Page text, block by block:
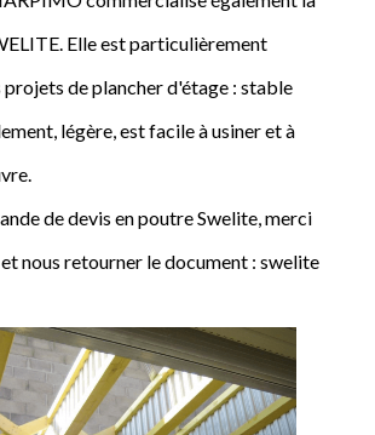
Elle est particulièrement
projets de plancher d'étage : stable
légère, est facile à usiner et à
de devis en poutre Swelite, merci
nous retourner le document : swelite